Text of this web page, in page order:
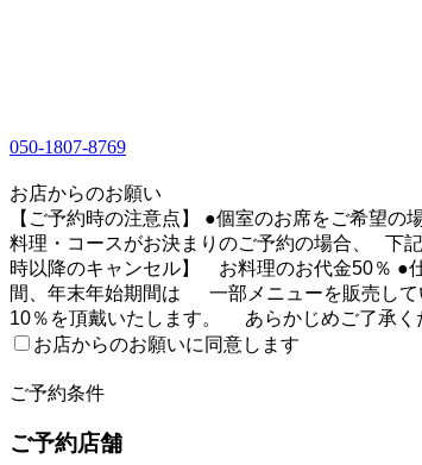
050-1807-8769
お店からのお願い
【ご予約時の注意点】 ●個室のお席をご希望
料理・コースがお決まりのご予約の場合、
時以降のキャンセル】 お料理のお代金50％ ●
間、年末年始期間は 一部メニューを販売し
10％を頂戴いたします。 あらかじめご了承く
お店からのお願いに同意します
ご予約条件
ご予約店舗